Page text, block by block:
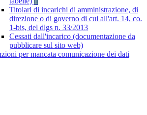
Titolari di incarichi di amministrazione, di
direzione o di governo di cui all'art. 14, co.
1-bis, del dlgs n. 33/2013
Cessati dall'incarico (documentazione da
pubblicare sul sito web)
per mancata comunicazione dei dati